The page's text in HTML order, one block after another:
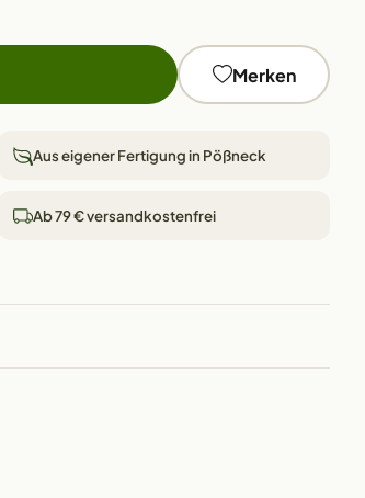
Merken
Aus eigener Fertigung in Pößneck
Ab 79 € versandkostenfrei